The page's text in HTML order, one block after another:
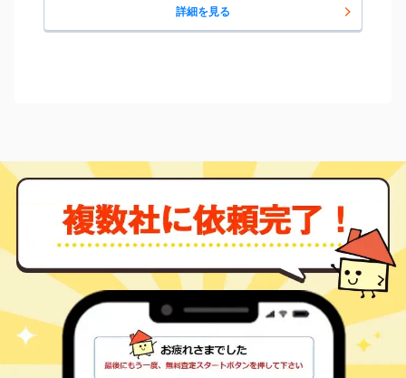
詳細を見る